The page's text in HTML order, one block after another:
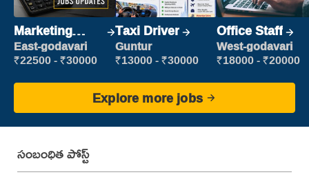
Marketing
Executive
East-godavari
₹22500 - ₹30000
Taxi Driver
Guntur
₹13000 - ₹30000
Office Staff
West-godavari
₹18000 - ₹20000
Explore more jobs
సంబంధిత పోస్ట్